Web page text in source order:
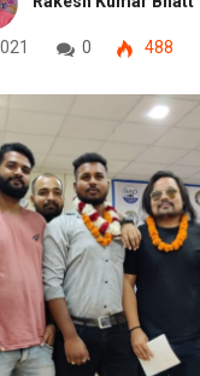
0 488